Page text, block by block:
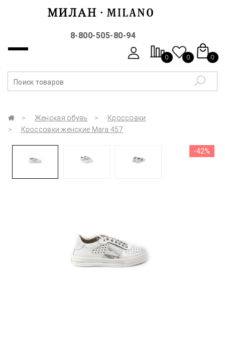
8-800-505-80-94
0 0 0
Женская обувь
Кроссовки
Кроссовки женские Mara 457
-42%